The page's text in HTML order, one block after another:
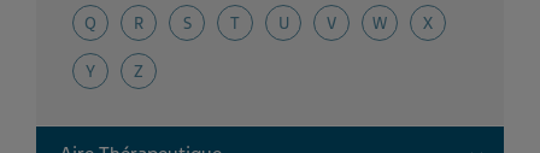
Q R S T U V W X
Y Z
Toggle